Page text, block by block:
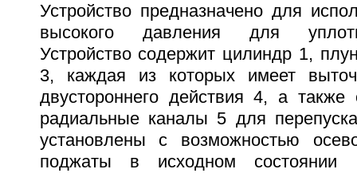
Устройство предназначено для
высокого давления для
Устройство содержит цилиндр 1,
3, каждая из которых имеет
двустороннего действия 4, а
радиальные каналы 5 для
установлены с возможностью
поджаты в исходном состоянии